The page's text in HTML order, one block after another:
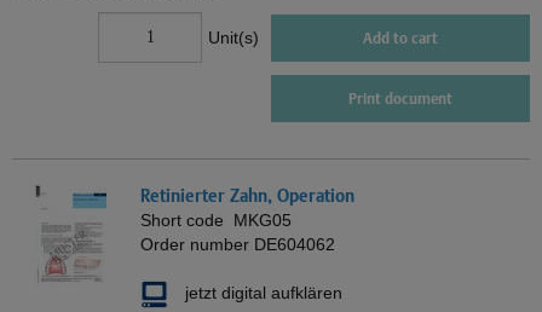
Unit(s) Add to cart
Print document
Retinierter Zahn, Operation
Short code MKG05
Order number DE604062
jetzt digital aufklären